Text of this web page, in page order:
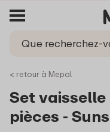
< retour à Mepal
Set
pièces -